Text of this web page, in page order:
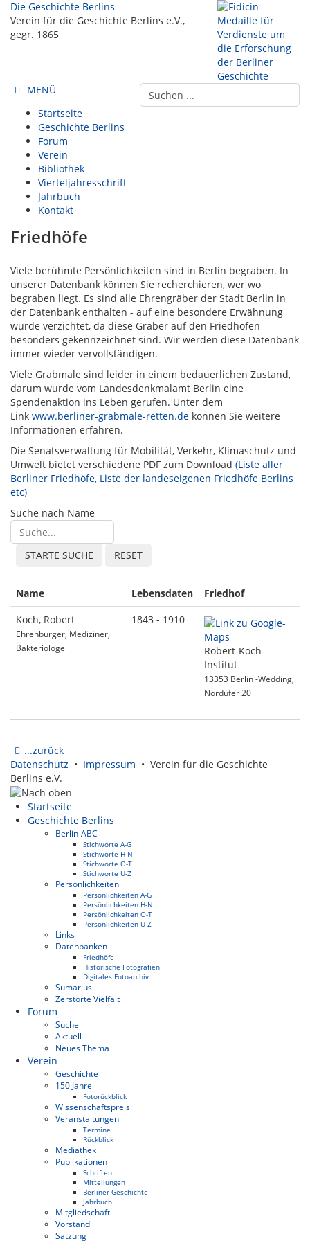
Die Geschichte Berlins
Verein für die Geschichte Berlins e.V.,
gegr. 1865
MENÜ
Startseite
Geschichte Berlins
Forum
Verein
Bibliothek
Vierteljahresschrift
Jahrbuch
Kontakt
Friedhöfe
Viele berühmte Persönlichkeiten sind in Berlin begraben. In
unserer Datenbank können Sie recherchieren, wer wo
begraben liegt. Es sind alle Ehrengräber der Stadt Berlin in
der Datenbank enthalten - auf eine besondere Erwähnung
wurde verzichtet, da diese Gräber auf den Friedhöfen
besonders gekennzeichnet sind. Wir werden diese Datenbank
immer wieder vervollständigen.
Viele Grabmale sind leider in einem bedauerlichen Zustand,
darum wurde vom Landesdenkmalamt Berlin eine
Spendenaktion ins Leben gerufen. Unter dem
Link www.berliner-grabmale-retten.de können Sie weitere
Informationen erfahren.
Die Senatsverwaltung für Mobilität, Verkehr, Klimaschutz und
Umwelt bietet verschiedene PDF zum Download (Liste aller
Berliner Friedhöfe, Liste der landeseigenen Friedhöfe Berlins
etc)
Suche nach Name
Name Lebensdaten
Friedhof
Koch, Robert
Ehrenbürger, Mediziner,
Bakteriologe
1843 - 1910
Robert-Koch-
Institut
13353 Berlin -Wedding,
Nordufer 20
...zurück
Datenschutz • Impressum • Verein für die Geschichte
Berlins e.V.
Startseite
Geschichte Berlins
Berlin-ABC
Stichworte A-G
Stichworte H-N
Stichworte O-T
Stichworte U-Z
Persönlichkeiten
Persönlichkeiten A-G
Persönlichkeiten H-N
Persönlichkeiten O-T
Persönlichkeiten U-Z
Links
Datenbanken
Friedhöfe
Historische Fotografien
Digitales Fotoarchiv
Sumarius
Zerstörte Vielfalt
Forum
Suche
Aktuell
Neues Thema
Verein
Geschichte
150 Jahre
Fotorückblick
Wissenschaftspreis
Veranstaltungen
Termine
Rückblick
Mediathek
Publikationen
Schriften
Mitteilungen
Berliner Geschichte
Jahrbuch
Mitgliedschaft
Vorstand
Satzung